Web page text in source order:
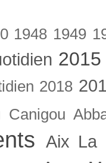
1948 1949
2018
Aix La